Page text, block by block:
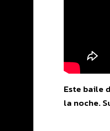
Este baile
la noche.